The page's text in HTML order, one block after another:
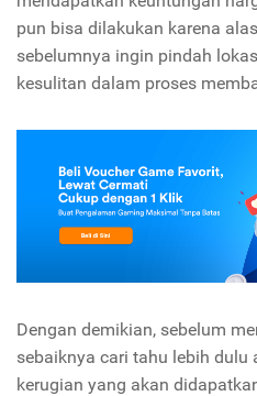
pun bisa dilakukan karena
sebelumnya ingin pindah
kesulitan dalam proses
Dengan demikian, sebelum
sebaiknya cari tahu lebih dulu
kerugian yang akan